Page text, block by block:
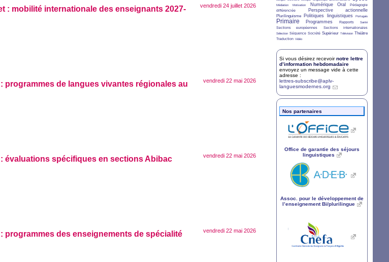
vendredi 24 juillet 2026
: mobilité internationale des enseignants 2027-
vendredi 22 mai 2026
: programmes de langues vivantes régionales au
vendredi 22 mai 2026
: évaluations spécifiques en sections Abibac
vendredi 22 mai 2026
: programmes des enseignements de spécialité
Médiation
2/36 Motivation
2/36 Numérique
12/36 Oral
11/36
Pédagogie
différenciée
5/36 Perspective actionnelle
14/36
Plurilinguisme
10/36 Politiques linguistiques
12/36 Portugais
3/36
Primaire
24/36 Programmes
11/36 Rapports
7/36 Santé
3/36
Sections européennes
5/36 Sections internationales
5/36
Sélection
3/36 Séquence
7/36 Société
4/36 Supérieur
8/36 Télévision
2/36 Théâtre
9/36
Traduction
7/36 Vidéo
2/36
Si vous désirez recevoirnotre lettre
d’information hebdomadaire
envoyez un message vide à cette
adresse :
lettres-subscribe@aplv-
languesmodernes.org
Nos partenaires
Office de garantie des séjours
linguistiques
Assoc. pour le développement de
l’enseignement Bi/plurilingue